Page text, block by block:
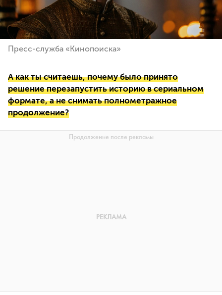
Пресс-служба «Кинопоиска»
А как ты считаешь, почему было принято
решение перезапустить историю в сериальном
формате, а не снимать полнометражное
продолжение?